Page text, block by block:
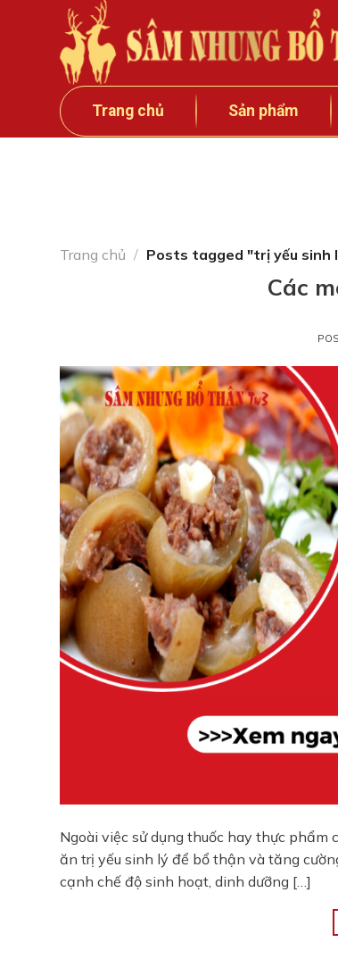
Trang chủ Sản phẩm
Trang chủ / Posts tagged "trị yếu sinh
Các
Ngoài việc sử dụng thuốc hay thực phẩm
ăn trị yếu sinh lý để bổ thận và tăng
cạnh chế độ sinh hoạt, dinh dưỡng […]